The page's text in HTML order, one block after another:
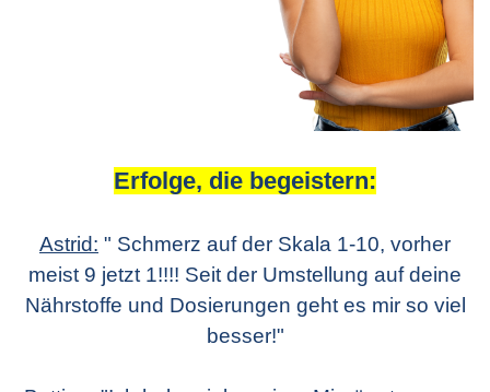
Erfolge, die begeistern:
Astrid: " Schmerz auf der Skala 1-10, vorher
meist 9 jetzt 1!!!! Seit der Umstellung auf deine
Nährstoffe und Dosierungen geht es mir so viel
besser!"